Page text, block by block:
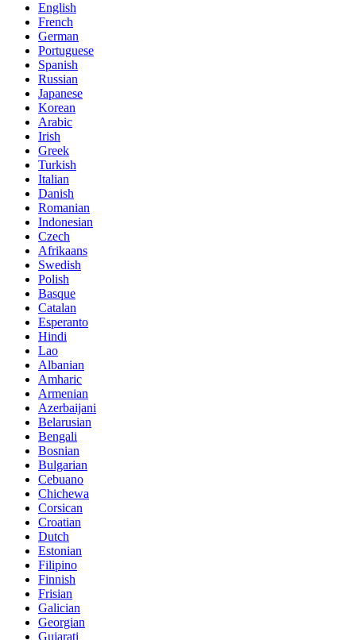
English
French
German
Portuguese
Spanish
Russian
Japanese
Korean
Arabic
Irish
Greek
Turkish
Italian
Danish
Romanian
Indonesian
Czech
Afrikaans
Swedish
Polish
Basque
Catalan
Esperanto
Hindi
Lao
Albanian
Amharic
Armenian
Azerbaijani
Belarusian
Bengali
Bosnian
Bulgarian
Cebuano
Chichewa
Corsican
Croatian
Dutch
Estonian
Filipino
Finnish
Frisian
Galician
Georgian
Gujarati